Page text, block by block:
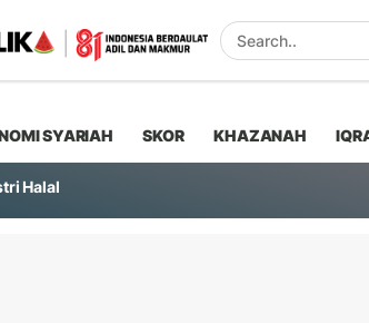
SYARIAH SKOR KHAZANAH
Halal